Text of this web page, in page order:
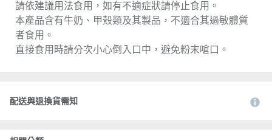
請依建議用法食用，如有不適症狀請停止食用。
本產品含有牛奶、甲殼類及其製品，不適合其過敏體質
者食用。
直接食用時請分次小心倒入口中，避免粉末嗆口。
配送與退換貨需知